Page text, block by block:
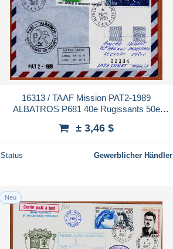
16313 / TAAF Mission PAT2-1989
ALBATROS P681 40e Rugissants 50e
CROZET
± 3,46 $
Status Gewerblicher Händler
Neu